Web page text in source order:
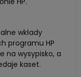
wkłady
programu HP
na wysypisko, a
kaset.